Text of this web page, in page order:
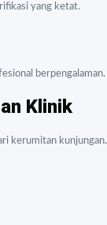
yang ketat.
berpengalaman.
Klinik
kerumitan kunjungan.